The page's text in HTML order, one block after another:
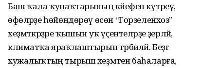
Баш ҡала ҡунаҡтарының кәйефен күтәреү,
өфөләрҙе һөйөндөрөү өсөн “Горзеленхоз”
хеҙмәткәрҙәре ҡышын уҡ үҫентеләрҙе әҙерләй,
климатҡа яраҡлаштырып тәрбиәләй. Беҙгә
хужалыҡтың тырыш хеҙмәтен баһаларға,